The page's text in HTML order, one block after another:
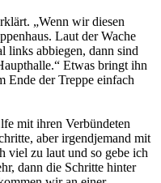
„Wenn wir diesen
Laut der Wache
links abbiegen, dann sind
Etwas bringt ihn
Ende der Treppe einfach
mit ihren Verbündeten
aber irgendjemand mit
viel zu laut und so gebe ich
dann die Schritte hinter